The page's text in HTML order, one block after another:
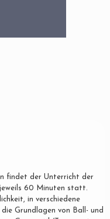
findet der Unterricht der
60 Minuten statt.
in verschiedene
Grundlagen von Ball- und